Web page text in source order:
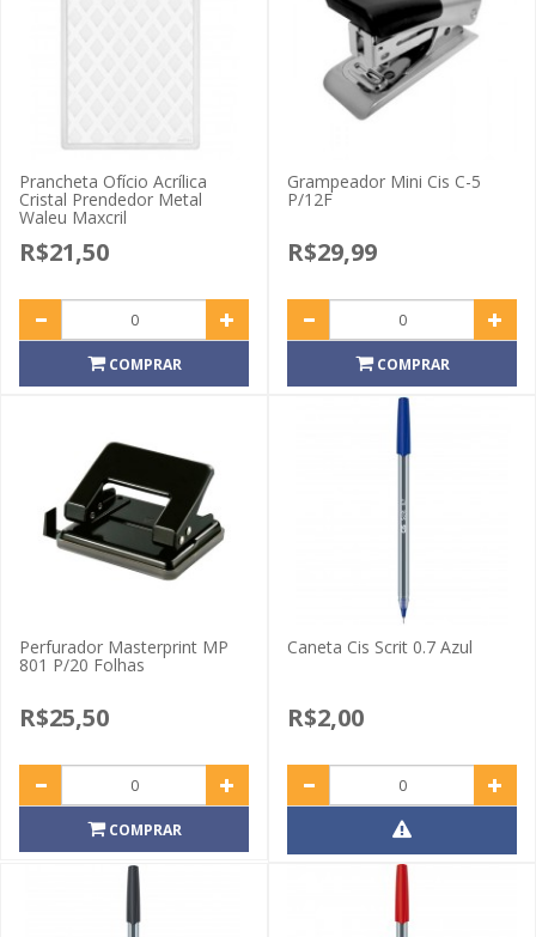
Prancheta Ofício Acrílica
Cristal Prendedor Metal
Waleu Maxcril
R$21,50
COMPRAR
Grampeador Mini Cis C-5
P/12F
R$29,99
COMPRAR
Perfurador Masterprint MP
801 P/20 Folhas
R$25,50
COMPRAR
Caneta Cis Scrit 0.7 Azul
R$2,00